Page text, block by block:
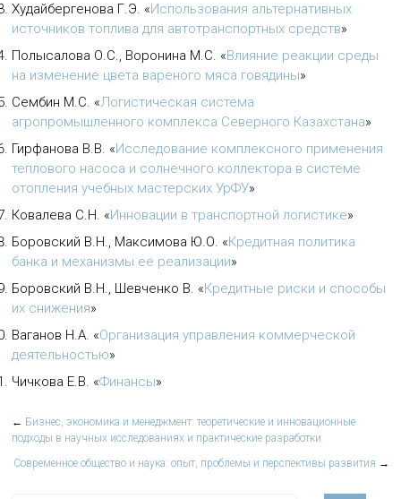
Худайбергенова Г.Э. «Использования альтернативных
источников топлива для автотранспортных средств»
Полысалова О.С., Воронина М.С. «Влияние реакции среды
на изменение цвета вареного мяса говядины»
Сембин М.С. «Логистическая система
агропромышленного комплекса Северного Казахстана»
Гирфанова В.В. «Исследование комплексного применения
теплового насоса и солнечного коллектора в системе
отопления учебных мастерских УрФУ»
Ковалева С.Н. «Инновации в транспортной логистике»
Боровский В.Н., Максимова Ю.О. «Кредитная политика
банка и механизмы ее реализации»
Боровский В.Н., Шевченко В. «Кредитные риски и способы
их снижения»
Ваганов Н.А. «Организация управления коммерческой
деятельностью»
Чичкова Е.В. «Финансы»
← Бизнес, экономика и менеджмент: теоретические и инновационные
подходы в научных исследованиях и практические разработки
Современное общество и наука: опыт, проблемы и перспективы развития →